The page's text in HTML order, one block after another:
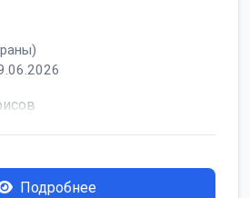
Подробнее